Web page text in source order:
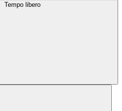
Tempo libero